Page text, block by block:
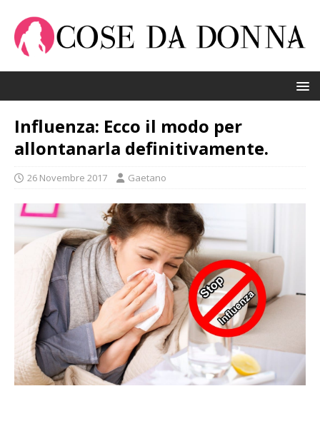
Influenza: Ecco il modo per
allontanarla definitivamente.
26 Novembre 2017 Gaetano